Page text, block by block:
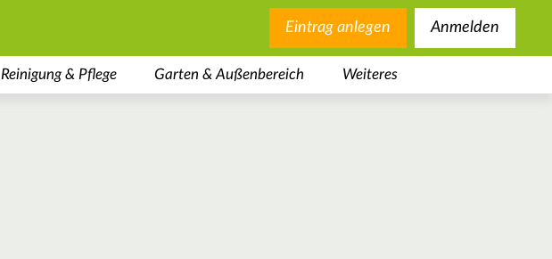
Eintrag anlegen Anmelden
Reinigung & Pflege Garten & Außenbereich Weiteres